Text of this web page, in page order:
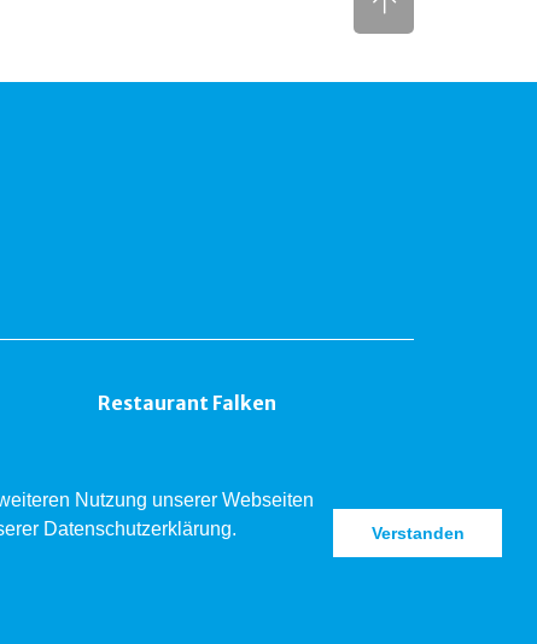
Nutzung unserer Webseiten
Datenschutzerklärung.
Verstanden
Restaurant Falken